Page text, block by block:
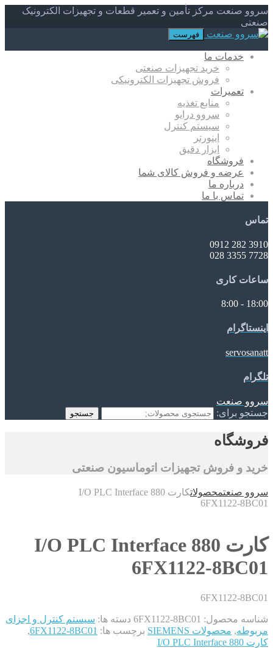
سروو صنعت مرکز تأمین و تعمیر قطعات و تجهیزات الکترونیک
صنعتی
فهرست
خدمات ما
خرید تجهیزات صنعتی
فروش تجهیزات الکترونیکی
تعمیرات
منابع تغذیه
سروو درایو
سیستم کنترل
اینورتر
ابزار دقیق
فروشگاه
عرضه و فروش کالای شما
درباره ما
تماس با ما
تماس
3910 282 0912
7728 3355 028
ساعات کاری
18:00 - 8:00
اینستاگرام
servosanatt
تلگرام
سروو صنعت
جستجو برای:
جستجو
فروشگاه
خرید و فروش تجهیزات اتوماسیون صنعتی
سروو صنعتمحصولاتکارت I/O PLC Interface 880
6FX1122-8BC01
کارت I/O PLC Interface 880
6FX1122-8BC01
6FX1122-8BC01
شناسه محصول: 6FX1122-8BC01 دسته ها: سیستم کنترل و اجزای
مربوطه, محصولات SIEMENS برچسب ها: 6FX1122-8BC01
,
کارت I/O PLC Interface 880